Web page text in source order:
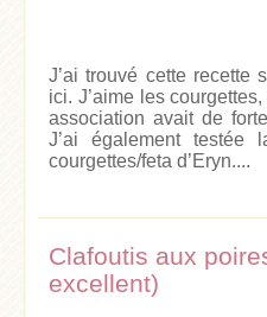
J’ai trouvé cette recette
ici. J’aime les
association avait de
J’ai également testée
courgettes/feta d’Eryn....
Clafoutis aux
excellent)